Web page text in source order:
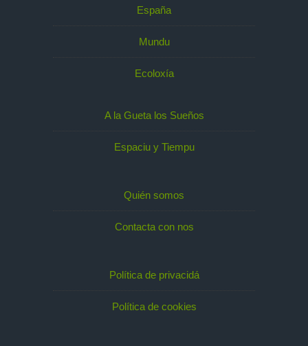
España
Mundu
Ecoloxía
A la Gueta los Sueños
Espaciu y Tiempu
Quién somos
Contacta con nos
Política de privacidá
Política de cookies